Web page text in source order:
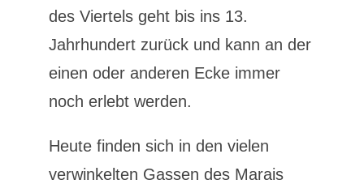
des Viertels geht bis ins 13.
Jahrhundert zurück und kann an der
einen oder anderen Ecke immer
noch erlebt werden.
Heute finden sich in den vielen
verwinkelten Gassen des Marais